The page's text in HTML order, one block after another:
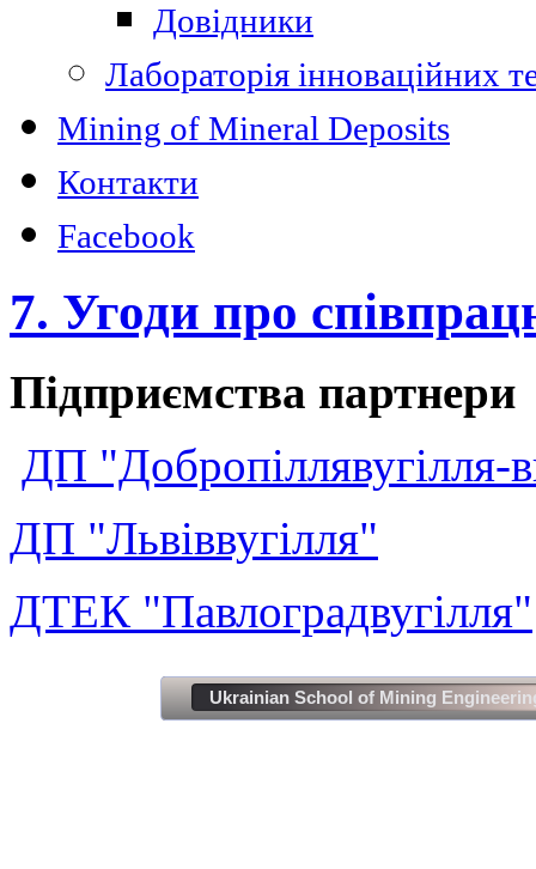
Довідники
Лабораторія інноваційних
Mining of Mineral Deposits
Контакти
Facebook
7. Угоди про
Підприємства партнери
ДП "Добропіллявугілля-
ДП "Львіввугілля"
ДТЕК "Павлоградвугілля"
Ukrainian School of Mining